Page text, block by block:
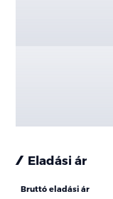
Eladási ár
Bruttó eladási ár